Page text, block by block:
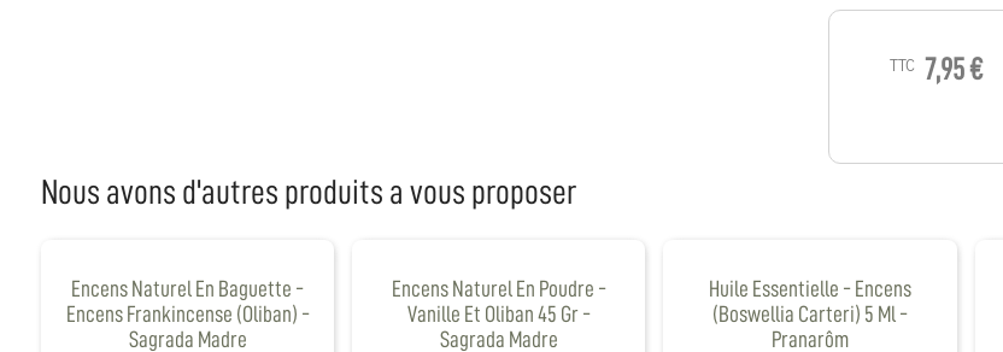
TTC 7,95 €
Nous avons d'autres produits a vous proposer
Encens Naturel En Baguette -
Encens Frankincense (Oliban) -
Sagrada Madre
Encens Naturel En Poudre -
Vanille Et Oliban 45 Gr -
Sagrada Madre
Huile Essentielle - Encens
(Boswellia Carteri) 5 Ml -
Pranarôm